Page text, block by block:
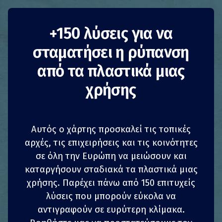
Κανονικοποίηση
επαναπλήρωσης και
επαναχρησιμοποίησης
Μείωση της κατανάλωσης MKO
Refillείναι μια εκστρατεία που βοηθά τους
ανθρώπους να ζουν με λιγότερα απορρίμματα.
Στόχος της εκστρατείας είναι η κανονικοποίηση
της επαναπλήρωσης και
επαναχρησιμοποίησης, συνδέοντας τους
ανθρώπους με μέρη όπου μπορούν να φάνε, να
1 ΚΟΙΝΟΠΟΊΗΣΗ z ΚΟΙΝΟΠΟΊΗΣΗ
4 ΚΟΙΝΟΠΟΊΗΣΗ ΚΟΙΝΟΠΟΊΗΣΗ
+150 λύσεις για να
σταματήσει η ρύπανση
από τα πλαστικά μιας
χρήσης
Αυτός ο χάρτης προσκαλεί τις τοπικές
αρχές, τις επιχειρήσεις και τις κοινότητες
σε όλη την Ευρώπη να μειώσουν και
καταργήσουν σταδιακά τα πλαστικά μιας
χρήσης. Παρέχει πάνω από 150 επιτυχείς
λύσεις που μπορούν εύκολα να
αντιγραφούν σε ευρύτερη κλίμακα.
1 ΚΟΙΝΟΠΟΊΗΣΗ z ΚΟΙΝΟΠΟΊΗΣΗ
4 ΚΟΙΝΟΠΟΊΗΣΗ ΚΟΙΝΟΠΟΊΗΣΗ